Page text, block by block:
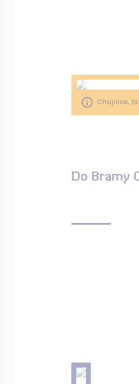
Chojnice,
Do Bramy